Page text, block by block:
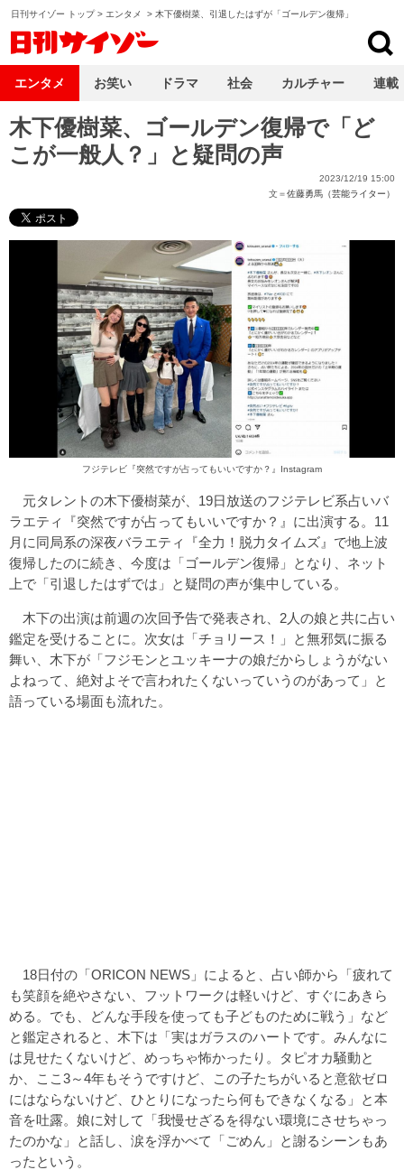
日刊サイゾー トップ> エンタメ > 木下優樹菜、引退したはずが「ゴールデン復帰」
木下優樹菜、ゴールデン復帰で「ど
こが一般人？」と疑問の声
2023/12/19 15:00
文＝佐藤勇馬（芸能ライター）
フジテレビ 『突然ですが占ってもいいですか？』Instagram
元タレントの木下優樹菜が、19日放送のフジテレビ系占いバ
ラエティ『突然ですが占ってもいいですか？』に出演する。11
月に同局系の深夜バラエティ『全力！脱力タイムズ』で地上波
復帰したのに続き、今度は「ゴールデン復帰」となり、ネット
上で「引退したはずでは」と疑問の声が集中している。
木下の出演は前週の次回予告で発表され、2人の娘と共に占い
鑑定を受けることに。次女は「チョリース！」と無邪気に振る
舞い、木下が「フジモンとユッキーナの娘だからしょうがない
よねって、絶対よそで言われたくないっていうのがあって」と
語っている場面も流れた。
18日付の「ORICON NEWS」によると、占い師から「疲れて
も笑顔を絶やさない、フットワークは軽いけど、すぐにあきら
める。でも、どんな手段を使っても子どものために戦う」など
と鑑定されると、木下は「実はガラスのハートです。みんなに
は見せたくないけど、めっちゃ怖かったり。タピオカ騒動と
か、ここ3～4年もそうですけど、この子たちがいると意欲ゼロ
にはならないけど、ひとりになったら何もできなくなる」と本
音を吐露。娘に対して「我慢せざるを得ない環境にさせちゃっ
たのかな」と話し、涙を浮かべて「ごめん」と謝るシーンもあ
ったという。
エンタメ お笑い ドラマ 社会 カルチャー 連載